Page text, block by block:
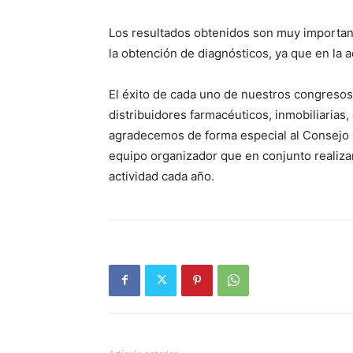
Los resultados obtenidos son muy
la obtención de diagnósticos, ya que en la
El éxito de cada uno de nuestros
distribuidores farmacéuticos,
agradecemos de forma especial al
equipo organizador que en conjunto
actividad cada año.